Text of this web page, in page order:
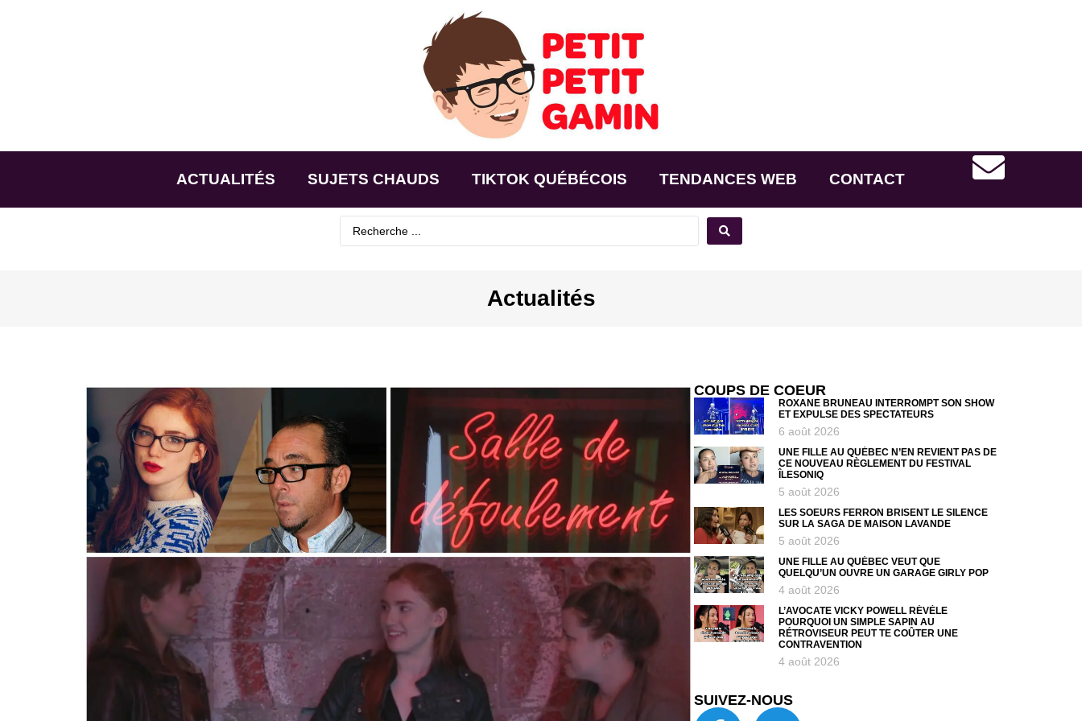
ACTUALITÉS SUJETS CHAUDS TIKTOK QUÉBÉCOIS TENDANCES WEB CONTACT
Actualités
COUPS DE COEUR
ROXANE BRUNEAU INTERROMPT SON SHOW
ET EXPULSE DES SPECTATEURS
6 août 2026
UNE FILLE AU QUÉBEC N’EN REVIENT PAS DE
CE NOUVEAU RÈGLEMENT DU FESTIVAL
ÎLESONIQ
5 août 2026
LES SOEURS FERRON BRISENT LE SILENCE
SUR LA SAGA DE MAISON LAVANDE
5 août 2026
UNE FILLE AU QUÉBEC VEUT QUE
QUELQU’UN OUVRE UN GARAGE GIRLY POP
4 août 2026
L’AVOCATE VICKY POWELL RÉVÈLE
POURQUOI UN SIMPLE SAPIN AU
RÉTROVISEUR PEUT TE COÛTER UNE
CONTRAVENTION
4 août 2026
SUIVEZ-NOUS